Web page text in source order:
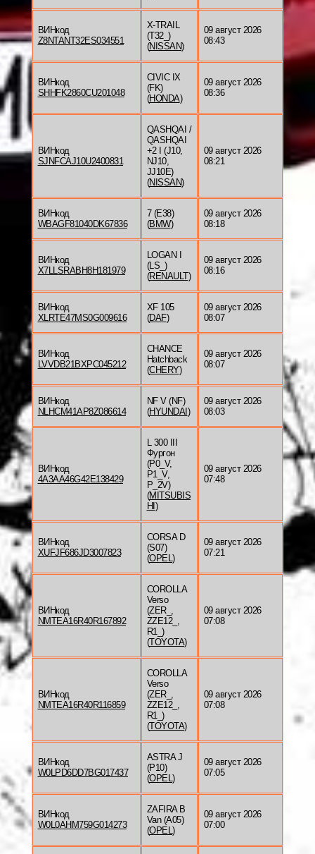
ВИНкод
Z8NTANT32ES034551
X-TRAIL
(T32_)
(NISSAN)
09 август 2026
08:43
ВИНкод
SHHFK2860CU201048
CIVIC IX
(FK)
(HONDA)
09 август 2026
08:36
ВИНкод
SJNFCAJ10U2400831
QASHQAI /
QASHQAI
+2 I (J10,
NJ10,
JJ10E)
(NISSAN)
09 август 2026
08:21
ВИНкод
WBAGF81040DK67836
7 (E38)
(BMW)
09 август 2026
08:18
ВИНкод
X7LLSRABH8H181979
LOGAN I
(LS_)
(RENAULT)
09 август 2026
08:16
ВИНкод
XLRTE47MS0G009616
XF 105
(DAF)
09 август 2026
08:07
ВИНкод
LVVDB21BXPC045212
CHANCE
Hatchback
(CHERY)
09 август 2026
08:07
ВИНкод
NLHCM41AP8Z086614
NF V (NF)
(HYUNDAI )
09 август 2026
08:03
ВИНкод
4A3AA46G42E138429
L 300 III
Фургон
(P0_V,
P1_V,
P_2V)
(MITSUBIS
HI )
09 август 2026
07:48
ВИНкод
XUFJF686JD3007823
CORSA D
(S07)
(OPEL)
09 август 2026
07:21
ВИНкод
NMTEA16R40R167892
COROLLA
Verso
(ZER_,
ZZE12_,
R1_)
(TOYOTA)
09 август 2026
07:08
ВИНкод
NMTEA16R40R116859
COROLLA
Verso
(ZER_,
ZZE12_,
R1_)
(TOYOTA)
09 август 2026
07:08
ВИНкод
W0LPD6DD7BG017437
ASTRA J
(P10)
(OPEL)
09 август 2026
07:05
ВИНкод
W0L0AHM759G014273
ZAFIRA B
Van (A05)
(OPEL)
09 август 2026
07:00